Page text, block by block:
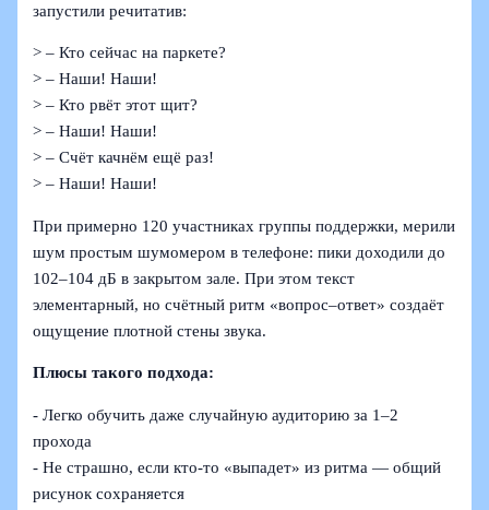
запустили речитатив:
> – Кто сейчас на паркете?
> – Наши! Наши!
> – Кто рвёт этот щит?
> – Наши! Наши!
> – Счёт качнём ещё раз!
> – Наши! Наши!
При примерно 120 участниках группы поддержки, мерили
шум простым шумомером в телефоне: пики доходили до
102–104 дБ в закрытом зале. При этом текст
элементарный, но счётный ритм «вопрос–ответ» создаёт
ощущение плотной стены звука.
Плюсы такого подхода:
- Легко обучить даже случайную аудиторию за 1–2
прохода
- Не страшно, если кто-то «выпадет» из ритма — общий
рисунок сохраняется